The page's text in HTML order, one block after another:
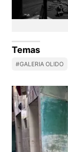
Temas
#GALERIA OLIDO